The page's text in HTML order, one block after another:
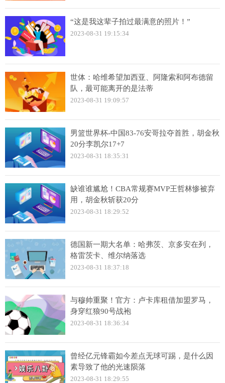
“这是我这辈子拍过最满意的照片！”
2023-08-31 19:15:34
世体：哈维希望加西亚、阿隆索和阿布德留
队，最可能离开的是法蒂
2023-08-31 19:09:57
男篮世界杯-中国83-76安哥拉夺首胜，胡金秋
20分李凯尔17+7
2023-08-31 18:35:31
缺谁谁尴尬！CBA常规赛MVP王哲林惨被弃
用，胡金秋斩获20分
2023-08-31 18:29:52
德国新一期大名单：哈弗茨、京多安在列，
格雷茨卡、维尔纳落选
2023-08-31 18:37:18
与穆帅重聚！官方：卢卡库租借加盟罗马，
身穿红狼90号战袍
2023-08-31 18:36:34
曾经亿元锋霸如今差点无球可踢，是什么因
素导致了他的光速陨落
2023-08-31 18:29:55